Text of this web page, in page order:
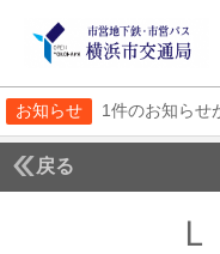
お知らせ 1件のお知らせ
戻る